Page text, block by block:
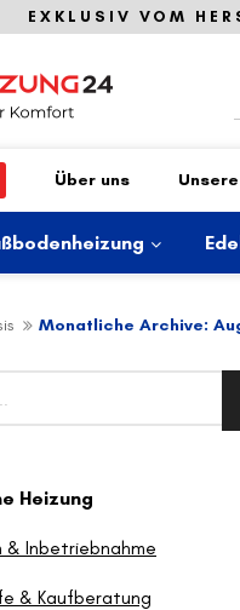
EXKLUSIV VOM
Über uns
Monatliche Archive:
Heizung
& Inbetriebnahme
& Kaufberatung